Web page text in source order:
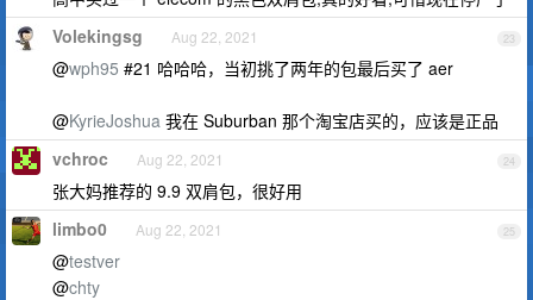
23
Volekingsg Aug 22, 2021
@wph95 #21 哈哈哈，当初挑了两年的包最后买了 aer
@KyrieJoshua 我在 Suburban 那个淘宝店买的，应该是正品
24
vchroc Aug 22, 2021
张大妈推荐的 9.9 双肩包，很好用
25
limbo0 Aug 22, 2021
@testver
@chty